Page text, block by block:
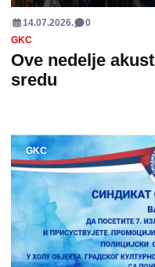
14.07.2026.
0
GKC
Ove nedelje
sredu
GKC